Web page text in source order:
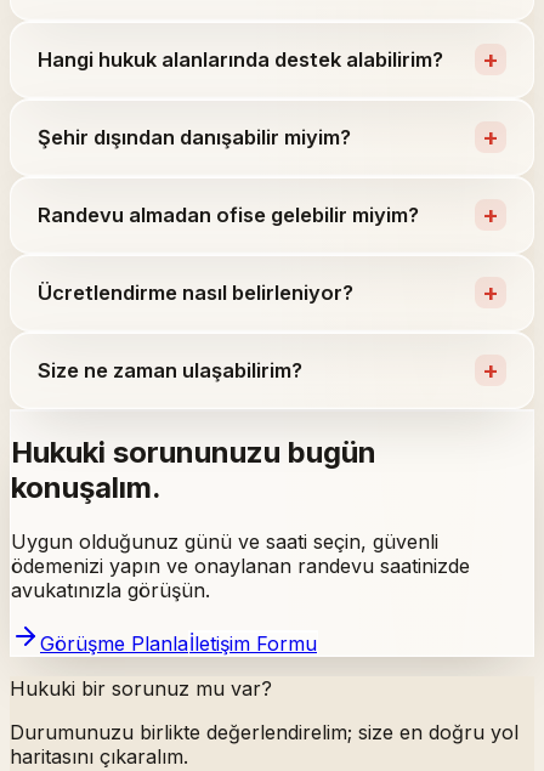
Hangi hukuk alanlarında destek alabilirim? +
Şehir dışından danışabilir miyim? +
Randevu almadan ofise gelebilir miyim? +
Ücretlendirme nasıl belirleniyor? +
Size ne zaman ulaşabilirim? +
Hukuki sorununuzu bugün
konuşalım.
Uygun olduğunuz günü ve saati seçin, güvenli
ödemenizi yapın ve onaylanan randevu saatinizde
avukatınızla görüşün.
Görüşme Planlaİletişim Formu
Hukuki bir sorunuz mu var?
Durumunuzu birlikte değerlendirelim; size en doğru yol
haritasını çıkaralım.